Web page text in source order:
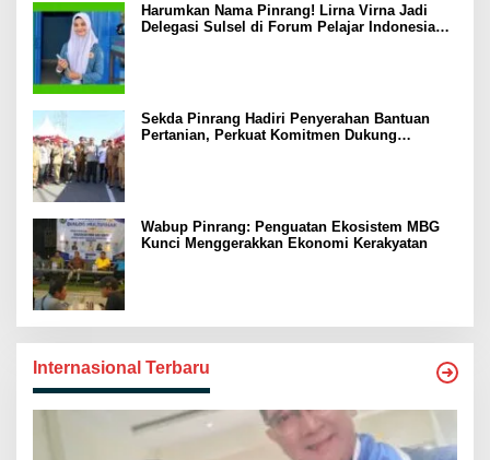
Harumkan Nama Pinrang! Lirna Virna Jadi
Delegasi Sulsel di Forum Pelajar Indonesia
Sekda Pinrang Hadiri Penyerahan Bantuan
Pertanian, Perkuat Komitmen Dukung
Wabup Pinrang: Penguatan Ekosistem MBG
Kunci Menggerakkan Ekonomi Kerakyatan
Internasional Terbaru